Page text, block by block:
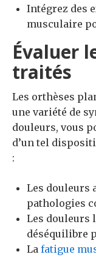
Intégrez des
musculaire
Évaluer
traités
Les orthèses
une variété de
douleurs, vous
d’un tel
:
Les douleurs
pathologies
Les douleurs
déséquilibre
La fatigue